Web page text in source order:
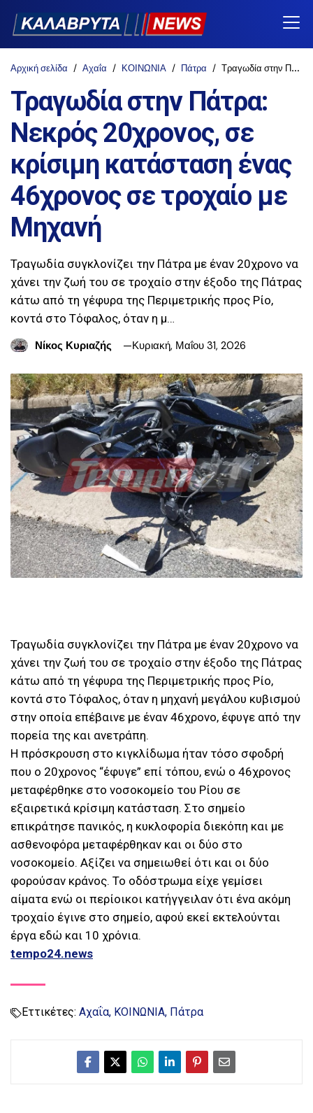
Αρχική σελίδα Αχαΐα ΚΟΙΝΩΝΙΑ Πάτρα Τραγωδία στην Πάτρα: Νεκρός 20χρονος, σε κρίσιμη κατάσταση ένας 46χρονος σε τροχαίο με Μηχανή
Τραγωδία στην Πάτρα:
Νεκρός 20χρονος, σε
κρίσιμη κατάσταση ένας
46χρονος σε τροχαίο με
Μηχανή
Τραγωδία συγκλονίζει την Πάτρα με έναν 20χρονο να
χάνει την ζωή του σε τροχαίο στην έξοδο της Πάτρας
κάτω από τη γέφυρα της Περιμετρικής προς Ρίο,
κοντά στο Τόφαλος, όταν η μ…
Νίκος Κυριαζής
Κυριακή, Μαΐου 31, 2026
Τραγωδία συγκλονίζει την Πάτρα με έναν 20χρονο να
χάνει την ζωή του σε τροχαίο στην έξοδο της Πάτρας
κάτω από τη γέφυρα της Περιμετρικής προς Ρίο,
κοντά στο Τόφαλος, όταν η μηχανή μεγάλου κυβισμού
στην οποία επέβαινε με έναν 46χρονο, έφυγε από την
πορεία της και ανετράπη.
Η πρόσκρουση στο κιγκλίδωμα ήταν τόσο σφοδρή
που ο 20χρονος “έφυγε” επί τόπου, ενώ ο 46χρονος
μεταφέρθηκε στο νοσοκομείο του Ρίου σε
εξαιρετικά κρίσιμη κατάσταση. Στο σημείο
επικράτησε πανικός, η κυκλοφορία διεκόπη και με
ασθενοφόρα μεταφέρθηκαν και οι δύο στο
νοσοκομείο. Αξίζει να σημειωθεί ότι και οι δύο
φορούσαν κράνος. Το οδόστρωμα είχε γεμίσει
αίματα ενώ οι περίοικοι κατήγγειλαν ότι ένα ακόμη
τροχαίο έγινε στο σημείο, αφού εκεί εκτελούνται
έργα εδώ και 10 χρόνια.
tempo24.news
Εττικέτες: Αχαΐα ΚΟΙΝΩΝΙΑ Πάτρα